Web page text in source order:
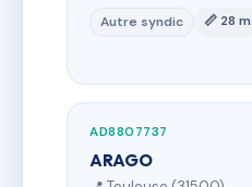
Autre syndic 📏 28 m
AD8807737
ARAGO